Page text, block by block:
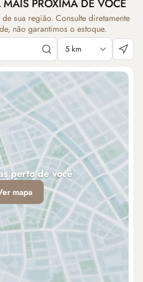
PRÓXIMA DE VOCÊ
sua região. Consulte diretamente
não garantimos o estoque.
perto de você
mapa